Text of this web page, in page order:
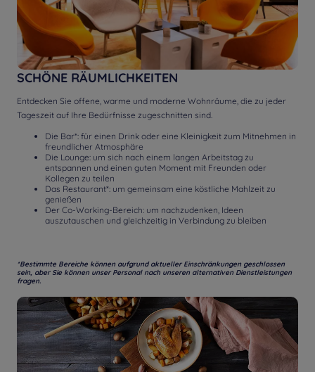
SCHÖNE RÄUMLICHKEITEN
Entdecken Sie offene, warme und moderne Wohnräume, die zu jeder
Tageszeit auf Ihre Bedürfnisse zugeschnitten sind.
Die Bar*: für einen Drink oder eine Kleinigkeit zum Mitnehmen in
freundlicher Atmosphäre
Die Lounge: um sich nach einem langen Arbeitstag zu
entspannen und einen guten Moment mit Freunden oder
Kollegen zu teilen
Das Restaurant*: um gemeinsam eine köstliche Mahlzeit zu
genießen
Der Co-Working-Bereich: um nachzudenken, Ideen
auszutauschen und gleichzeitig in Verbindung zu bleiben
*Bestimmte Bereiche können aufgrund aktueller Einschränkungen geschlossen
sein, aber Sie können unser Personal nach unseren alternativen Dienstleistungen
fragen.